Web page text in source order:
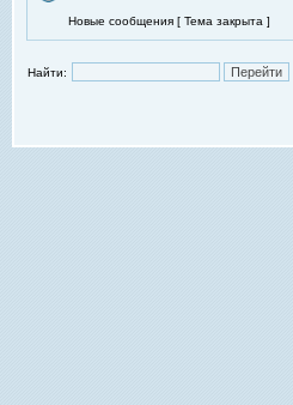
Новые сообщения [ Тема закрыта ]
Найти: